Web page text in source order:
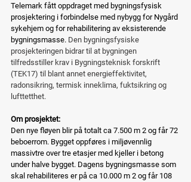
Telemark fått oppdraget med bygningsfysisk
prosjektering i forbindelse med nybygg for Nygård
sykehjem og for rehabilitering av eksisterende
bygningsmasse. Den bygningsfysiske
prosjekteringen bidrar til at bygningen
tilfredsstiller krav i Bygningsteknisk forskrift
(TEK17) til blant annet energieffektivitet,
radonsikring, termisk inneklima, fuktsikring og
lufttetthet.
Om prosjektet:
Den nye fløyen blir på totalt ca 7.500 m 2 og får 72
beboerrom. Bygget oppføres i miljøvennlig
massivtre over tre etasjer med kjeller i betong
under halve bygget. Dagens bygningsmasse som
skal rehabiliteres er på ca 10.000 m 2 og får 108